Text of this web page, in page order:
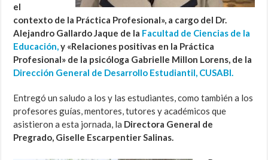
el
contexto de la Práctica Profesional», a cargo del Dr.
Alejandro Gallardo Jaque de la Facultad de Ciencias de la
Educación,y «Relaciones positivas en la Práctica
Profesional» de la psicóloga Gabrielle Millon Lorens, de la
Dirección General de Desarrollo Estudiantil, CUSABI.
Entregó un saludo a los y las estudiantes, como también a los
profesores guías, mentores, tutores y académicos que
asistieron a esta jornada, la Directora General de
Pregrado, Giselle Escarpentier Salinas.